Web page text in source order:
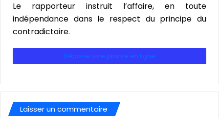
Le rapporteur instruit l’affaire, en toute
indépendance dans le respect du principe du
contradictoire.
Déposer une plainte en ligne
Laisser un commentaire